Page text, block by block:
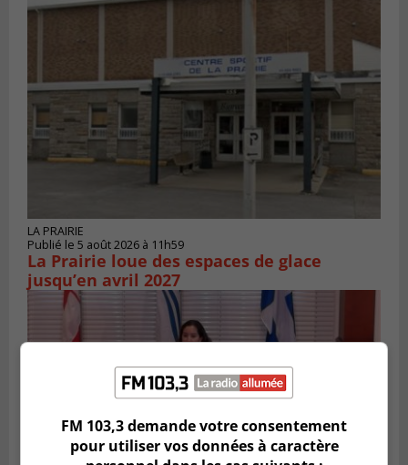
LA PRAIRIE
Publié le 5 août 2026 à 11h59
La Prairie loue des espaces de glace
jusqu’en avril 2027
FM 103,3 demande votre consentement
pour utiliser vos données à caractère